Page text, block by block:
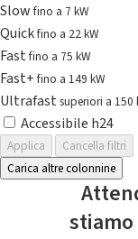
Slowfino a 7 kW
Quickfino a 22 kW
Fastfino a 75 kW
Fast+fino a 149 kW
Ultrafast superiori a 150
Accessibile h24
Applica
Cancella filtri
Carica altre colonnine